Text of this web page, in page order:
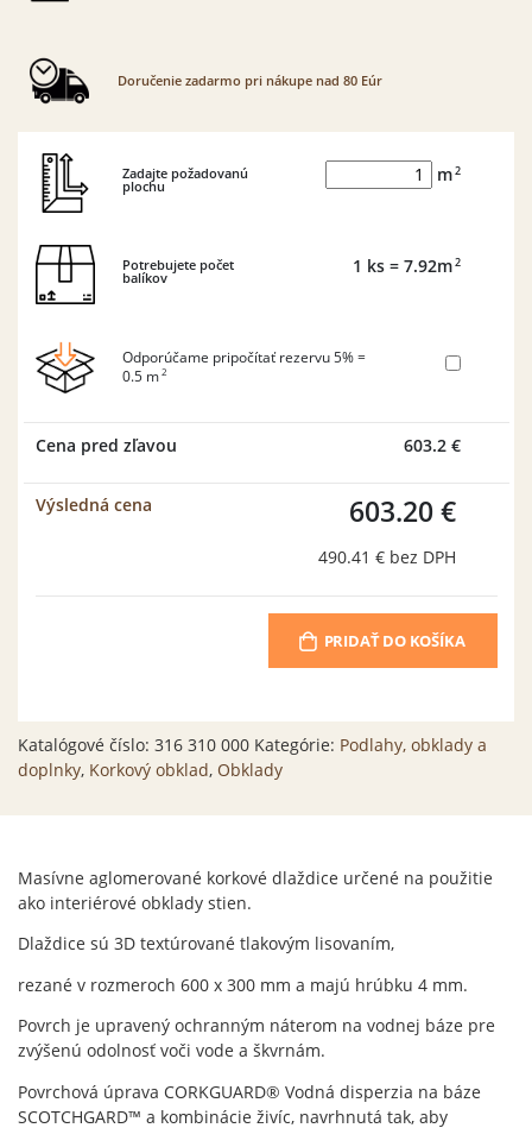
Doručenie zadarmo pri nákupe nad 80 Eúr
Zadajte požadovanú
plochu
m2
Potrebujete počet
balíkov
1 ks= 7.92m2
Odporúčame pripočítať rezervu 5% =
0.5 m2
Cena pred zľavou 603.2 €
Výsledná cena 603.20 €
490.41 € bez DPH
PRIDAŤ DO KOŠÍKA
Katalógové číslo: 316 310 000 Kategórie: Podlahy, obklady a
doplnky, Korkový obklad, Obklady
Masívne aglomerované korkové dlaždice určené na použitie
ako interiérové ​​obklady stien.
Dlaždice sú 3D textúrované tlakovým lisovaním,
rezané v rozmeroch 600 x 300 mm a majú hrúbku 4 mm.
Povrch je upravený ochranným náterom na vodnej báze pre
zvýšenú odolnosť voči vode a škvrnám.
Povrchová úprava CORKGUARD® Vodná disperzia na báze
SCOTCHGARD™ a kombinácie živíc, navrhnutá tak, aby